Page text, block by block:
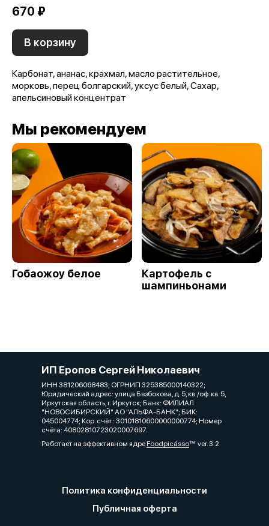
670 ₽
В корзину
Карбонат, ананас, крахмал, масло растительное,
морковь, перец болгарский, уксус белый, Сахар,
апельсиновый концентрат
Мы рекомендуем
Гобаожоу белое
Картофель с
шампиньонами
ИП Еропов Сергей Николаевич
ИНН 381206068483; ОГРНИП 325385000140322;
Юридический адрес: улица Безбокова, д. 5, кв./оф. кв. 5,
Иркутская область, г. Иркутск; Банк: ФИЛИАЛ
"НОВОСИБИРСКИЙ" АО "АЛЬФА-БАНК"; БИК:
045004774; Кор. счёт : 30101810600000000774; Номер
счёта: 40802810723020007697.
Работает на эффективном ядреFoodpicássover. 3.2
Политика конфиденциальности
Публичная оферта